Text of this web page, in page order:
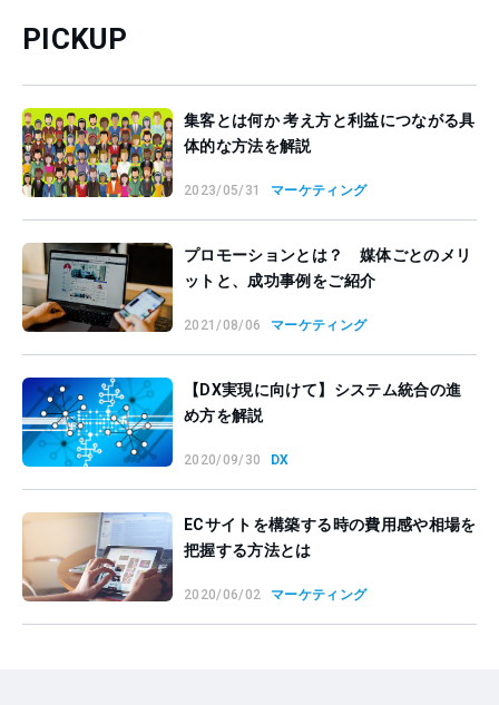
PICKUP
集客とは何か 考え方と利益につながる具
体的な方法を解説
2023/05/31 マーケティング
プロモーションとは？ 媒体ごとのメリ
ットと、成功事例をご紹介
2021/08/06 マーケティング
【DX実現に向けて】システム統合の進
め方を解説
2020/09/30 DX
ECサイトを構築する時の費用感や相場を
把握する方法とは
2020/06/02 マーケティング